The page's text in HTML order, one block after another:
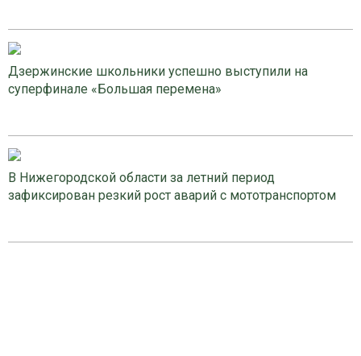
Дзержинские школьники успешно выступили на
суперфинале «Большая перемена»
В Нижегородской области за летний период
зафиксирован резкий рост аварий с мототранспортом